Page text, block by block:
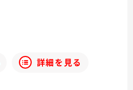
詳細を見る